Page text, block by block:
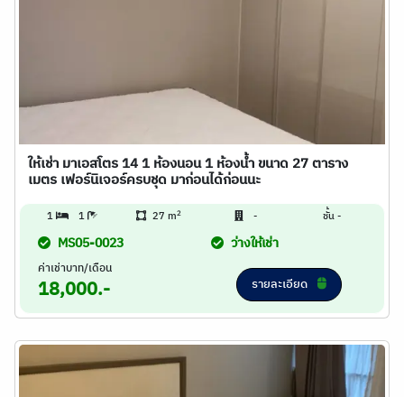
ให้เช่า มาเอสโตร 14 1 ห้องนอน 1 ห้องน้ำ ขนาด 27 ตาราง
เมตร เฟอร์นิเจอร์ครบชุด มาก่อนได้ก่อนนะ
1 1 27 m2 - ชั้น -
MS05-0023 ว่างให้เช่า
ค่าเช่าบาท/เดือน
18,000.- รายละเอียด